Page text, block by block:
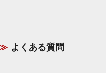
よくある質問